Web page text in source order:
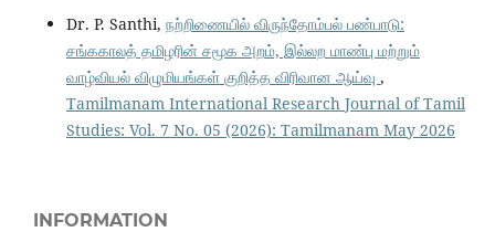
Dr. P. Santhi, நற்றிணையில் விருந்தோம்பல் பண்பாடு:
சங்ககாலத் தமிழரின் சமூக அறம், இல்லற மாண்பு மற்றும்
வாழ்வியல் விழுமியங்கள் குறித்த விரிவான ஆய்வு ,
Tamilmanam International Research Journal of Tamil
Studies: Vol. 7 No. 05 (2026): Tamilmanam May 2026
INFORMATION